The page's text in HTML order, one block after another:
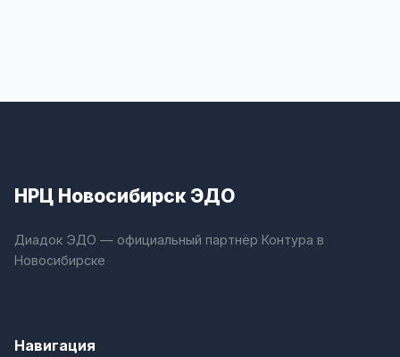
НРЦ Новосибирск ЭДО
Диадок ЭДО — официальный партнёр Контура в
Новосибирске
Навигация